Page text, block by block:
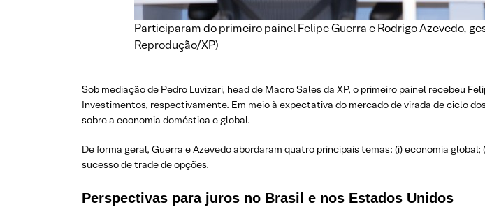
Participaram do primeiro painel Felipe Guerra e Rodrigo Azevedo,
Reprodução/XP)
Sob mediação de Pedro Luvizari, head de Macro Sales da XP, o primeiro painel recebeu
Investimentos, respectivamente. Em meio à expectativa do mercado de virada de ciclo
sobre a economia doméstica e global.
De forma geral, Guerra e Azevedo abordaram quatro principais temas: (i) economia
sucesso de trade de opções.
Perspectivas para juros no Brasil e nos Estados Unidos